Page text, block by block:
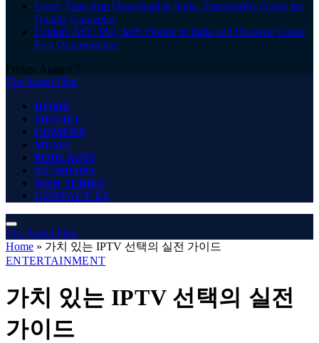
Crazy Time App Download in India: Trustworthy Guide for
Quality Gameplay
Explore JetX: Play JetX Online in India and Discover Guest
Post Opportunities
Friday, August 7
The Angel Film
HOME
MOVIES
COMEDY
MUSIC
PODCASTS
TV SHOWS
WEB SERIES
CONTACT US
The Angel Film
Home » 가치 있는 IPTV 선택의 실전 가이드
ENTERTAINMENT
가치 있는 IPTV 선택의 실전
가이드